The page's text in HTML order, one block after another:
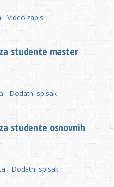
Video zapis
studente master
Dodatni spisak
studente osnovnih
Dodatni spisak